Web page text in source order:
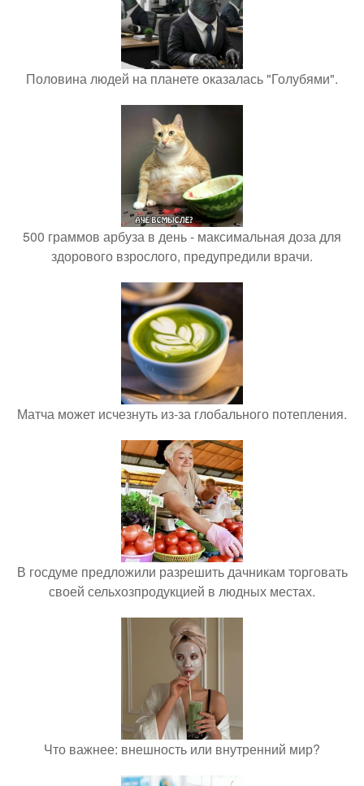
Половина людей на планете оказалась "Голубями".
500 граммов арбуза в день - максимальная доза для
здорового взрослого, предупредили врачи.
Матча может исчезнуть из-за глобального потепления.
В госдуме предложили разрешить дачникам торговать
своей сельхозпродукцией в людных местах.
Что важнее: внешность или внутренний мир?